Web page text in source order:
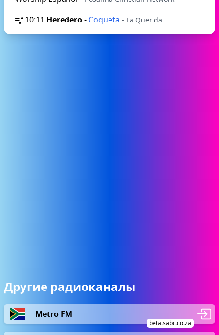
10:11 Heredero- Coqueta - La Querida
Другие радиоканалы
Metro FM
beta.sabc.co.za